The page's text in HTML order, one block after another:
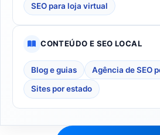
SEO para loja virtual
CONTEÚDO E SEO LOCAL
Blog e guias Agência de SEO
Sites por estado